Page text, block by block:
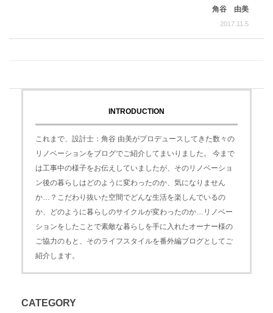
角谷 由美
2017.11.5
INTRODUCTION
これまで、設計士：角谷 由美がプロデュースしてきた数々の
リノベーションをブログでご紹介してまいりました。 今まで
は工事中の様子をお伝えしていましたが、そのリノベーショ
ン後の暮らしはどのように変わったのか、気になりません
か…？こだわり抜いた空間でどんな生活を楽しんでいるの
か、どのように暮らしのサイクルが変わったのか…リノベー
ションをしたことで素敵な暮らしを手に入れたオーナー様の
ご協力のもと、そのライフスタイルを番外編ブログとしてご
紹介します。
CATEGORY